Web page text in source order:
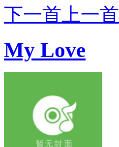
下一首 上一首
My Love